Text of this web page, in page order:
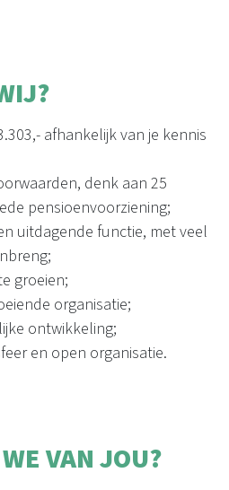
afhankelijk van je kennis
denk aan 25
pensioenvoorziening;
uitdagende functie, met veel
groeien;
organisatie;
ontwikkeling;
en open organisatie.
VAN JOU?